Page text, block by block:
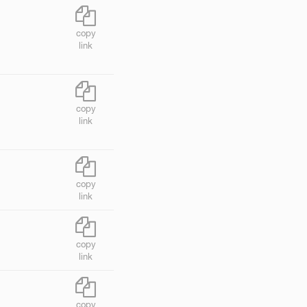
copy
link
copy
link
copy
link
copy
link
copy